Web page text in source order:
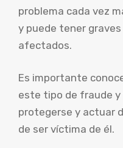
problema cada vez
y puede tener
afectados.
Es importante
este tipo de fraude
protegerse y actuar
de ser víctima de él.